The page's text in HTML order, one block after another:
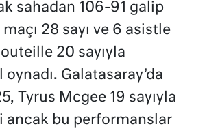
sahadan 106-91 galip
maçı 28 sayı ve 6 asistle
20 sayıyla
Galatasaray’da
Tyrus Mcgee 19 sayıyla
ancak bu performanslar